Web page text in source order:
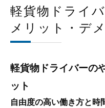
軽貨物ドライ
メリット・デ
軽貨物ドライバーの
ット
自由度の高い働き方と時